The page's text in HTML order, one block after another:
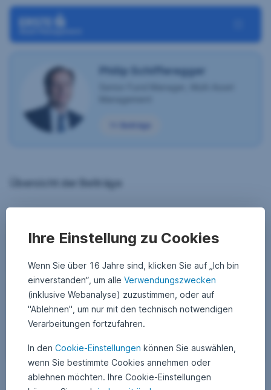
Navigation überspringen
Philip Schifferegger
Übersicht der Beiträge
Finanz Know-How
29. Oktober 2024 2•Philip Schifferegger
Ihre Einstellung zu Cookies
Wenn Sie über 16 Jahre sind, klicken Sie auf „Ich bin
einverstanden“, um alle Verwendungszwecken
(inklusive Webanalyse) zuzustimmen, oder auf
"Ablehnen", um nur mit den technisch notwendigen
Verarbeitungen fortzufahren.
In den Cookie-Einstellungen können Sie auswählen,
wenn Sie bestimmte Cookies annehmen oder
ablehnen möchten. Ihre Cookie-Einstellungen